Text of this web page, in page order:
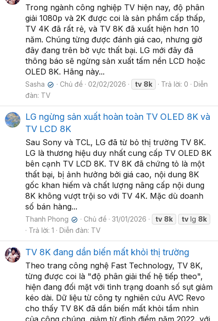
Trong ngành công nghiệp TV hiện nay, độ phân
giải 1080p và 2K được coi là sản phẩm cấp thấp,
TV 4K đã rất rẻ, và TV 8K đã xuất hiện hơn 10
năm. Chúng từng được đánh giá cao, nhưng giờ
đây đang trên bờ vực thất bại. LG mới đây đã
thông báo sẽ ngừng sản xuất tấm nền LCD hoặc
OLED 8K. Hãng này...
Sasha ✔ Chủ đề 02/02/2026 tv 8k Trả lời: 0
Diễn
đàn: TV
LG ngừng sản xuất hoàn toàn TV OLED 8K và
TV LCD 8K
Sau Sony và TCL, LG đã từ bỏ thị trường TV 8K.
LG là thương hiệu duy nhất cung cấp TV OLED 8K
bên cạnh TV LCD 8K. TV 8K đã chứng tỏ là một
thất bại, bị ảnh hưởng bởi giá cao, nội dung 8K
gốc khan hiếm và chất lượng nâng cấp nội dung
8K không vượt trội so với TV 4K. Mặc dù doanh
số bán hàng...
Thanh Phong ✔ Chủ đề 31/01/2026 tv 8k tv lg 8k
Trả lời: 1
Diễn đàn: TV
TV 8K đang dần biến mất khỏi thị trường
Theo trang công nghệ Fast Technology, TV 8K,
từng được coi là "độ phân giải thế hệ tiếp theo",
hiện đang đối mặt với tình trạng doanh số sụt giảm
kéo dài. Dữ liệu từ công ty nghiên cứu AVC Revo
cho thấy TV 8K đã dần biến mất khỏi tầm nhìn
của công chúng, giảm từ đỉnh điểm năm 2022, với